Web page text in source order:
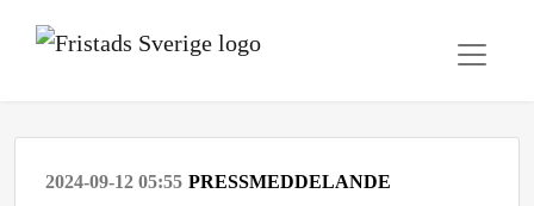
2024-09-12 05:55 PRESSMEDDELANDE